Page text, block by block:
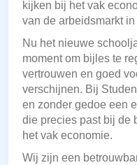
kijken bij het vak
van de arbeidsmarkt
Nu het nieuwe
moment om bijles te
vertrouwen en goed
verschijnen. Bij
en zonder gedoe een
die precies past bij de
het vak economie.
Wij zijn een